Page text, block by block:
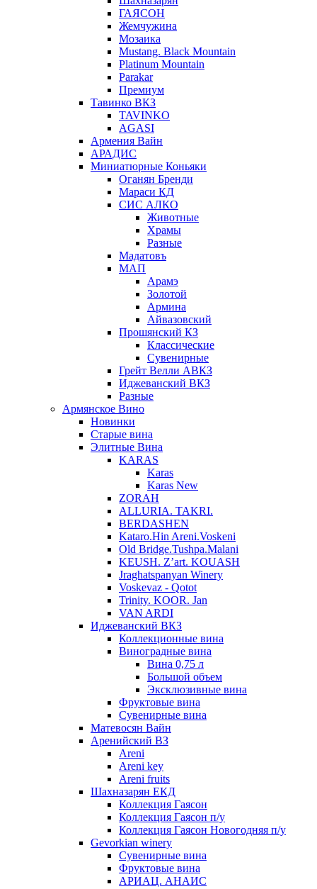
ГАЯСОН
Жемчужина
Мозаика
Mustang. Black Mountain
Platinum Mountain
Parakar
Премиум
Тавинко ВКЗ
TAVINKO
AGASI
Армения Вайн
АРАДИС
Миниатюрные Коньяки
Оганян Бренди
Мараси КД
СИС АЛКО
Животные
Храмы
Разные
Мадатовъ
МАП
Арамэ
Золотой
Армина
Айвазовский
Прошянский КЗ
Классические
Сувенирные
Грейт Велли АВКЗ
Иджеванский ВКЗ
Разные
Армянское Вино
Новинки
Старые вина
Элитные Вина
KARAS
Karas
Karas New
ZORAH
ALLURIA. TAKRI.
BERDASHEN
Kataro.Hin Areni.Voskeni
Old Bridge.Tushpa.Malani
KEUSH. Z’art. KOUASH
Jraghatspanyan Winery
Voskevaz - Qotot
Trinity. KOOR. Jan
VAN ARDI
Иджеванский ВКЗ
Коллекционные вина
Виноградные вина
Вина 0,75 л
Большой объем
Эксклюзивные вина
Фруктовые вина
Cувенирные вина
Матевосян Вайн
Аренийский ВЗ
Areni
Areni key
Areni fruits
Шахназарян ЕКД
Коллекция Гаясон
Коллекция Гаясон п/у
Коллекция Гаясон Новогодняя п/у
Gevorkian winery
Сувенирные вина
Фруктовые вина
АРИАЦ. АНАИС